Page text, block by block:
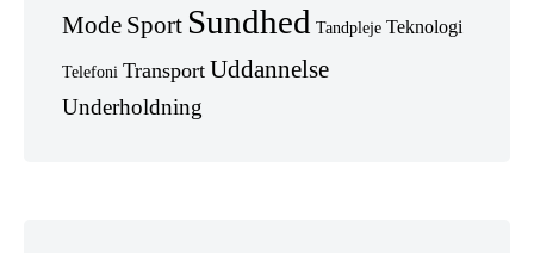
Mode Sport Sundhed Tandpleje Teknologi
Telefoni Transport Uddannelse
Underholdning